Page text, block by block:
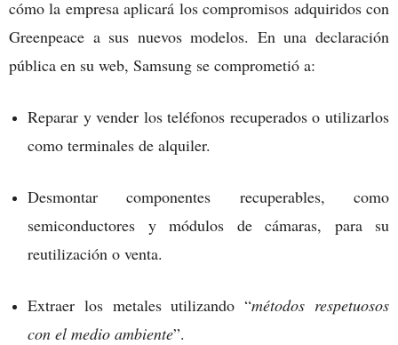
cómo la empresa aplicará los compromisos adquiridos con
Greenpeace a sus nuevos modelos. En una declaración
pública en su web, Samsung se comprometió a:
Reparar y vender los teléfonos recuperados o utilizarlos
como terminales de alquiler.
Desmontar componentes recuperables, como
semiconductores y módulos de cámaras, para su
reutilización o venta.
Extraer los metales utilizando “métodos respetuosos
con el medio ambiente”.